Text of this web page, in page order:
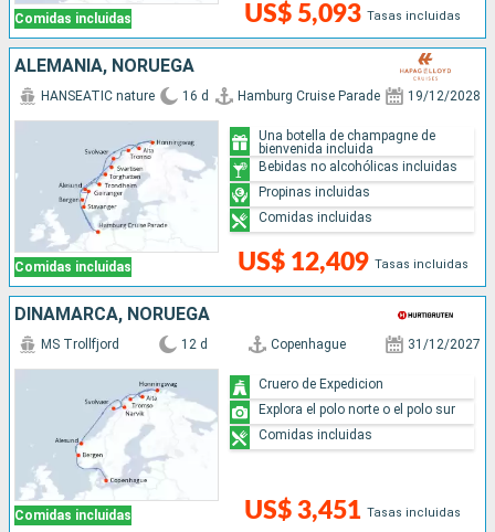
Comidas incluidas US$ 5,093 Tasas incluidas
ALEMANIA, NORUEGA
Comidas incluidas
HANSEATIC nature 16 d Hamburg Cruise Parade 19/12/2028
US$ 12,409 Tasas incluidas
Una botella de champagne de
bienvenida incluida
Bebidas no alcohólicas incluidas
Propinas incluidas
Comidas incluidas
DINAMARCA, NORUEGA
Comidas incluidas
MS Trollfjord 12 d Copenhague 31/12/2027
US$ 3,451 Tasas incluidas
Cruero de Expedicion
Explora el polo norte o el polo sur
Comidas incluidas